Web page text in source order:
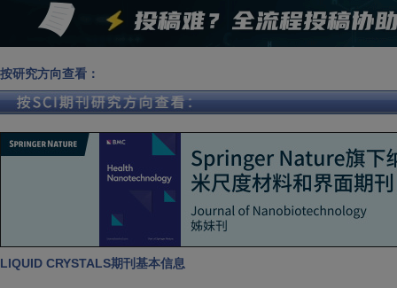
按研究方向查看：
LIQUID CRYSTALS期刊基本信息